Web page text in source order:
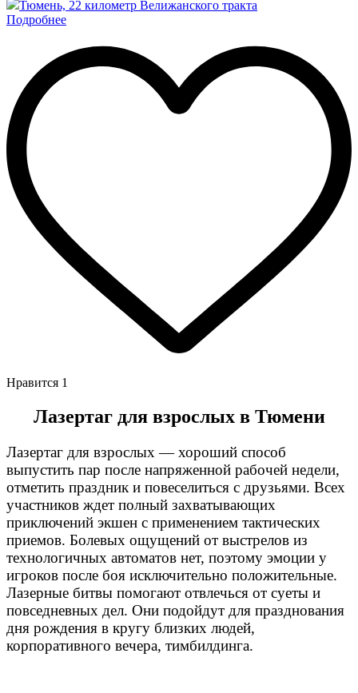
Тюмень, 22 километр Велижанского тракта
Подробнее
Нравится 1
Лазертаг для взрослых в Тюмени
Лазертаг для взрослых — хороший способ
выпустить пар после напряженной рабочей недели,
отметить праздник и повеселиться с друзьями. Всех
участников ждет полный захватывающих
приключений экшен с применением тактических
приемов. Болевых ощущений от выстрелов из
технологичных автоматов нет, поэтому эмоции у
игроков после боя исключительно положительные.
Лазерные битвы помогают отвлечься от суеты и
повседневных дел. Они подойдут для празднования
дня рождения в кругу близких людей,
корпоративного вечера, тимбилдинга.